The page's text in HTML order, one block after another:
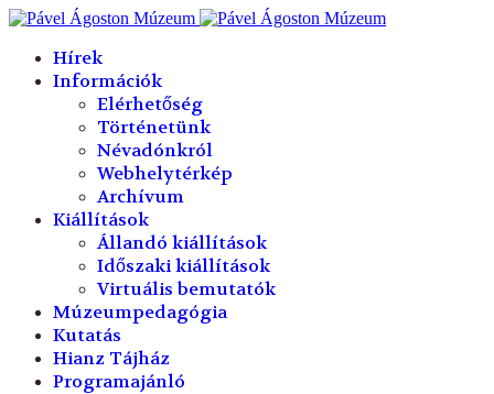
Hírek
Információk
Elérhetőség
Történetünk
Névadónkról
Webhelytérkép
Archívum
Kiállítások
Állandó kiállítások
Időszaki kiállítások
Virtuális bemutatók
Múzeumpedagógia
Kutatás
Hianz Tájház
Programajánló
év
hónap
év
hónap